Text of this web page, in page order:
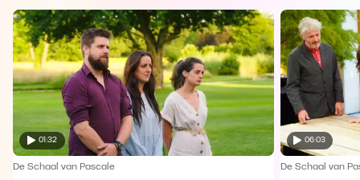
01:32
De Schaal van Pascale
06:03
De Schaal van